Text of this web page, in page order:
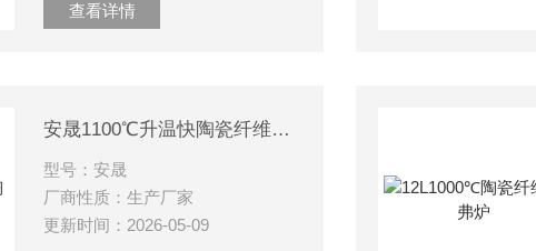
查看详情
安晟1100℃升温快陶瓷纤维马弗炉
型号：安晟
厂商性质：生产厂家
更新时间：2026-05-09